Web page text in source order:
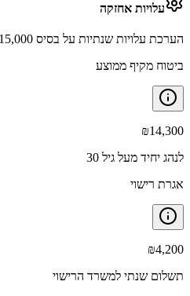
עלויות אחזקה
הערכת עלויות שנתיות על בסיס 15,000 ק״מ בשנה
ביטוח מקיף ממוצע
₪14,300
לנהג יחיד מעל גיל 30
אגרת רישוי
₪4,200
תשלום שנתי למשרד הרישוי